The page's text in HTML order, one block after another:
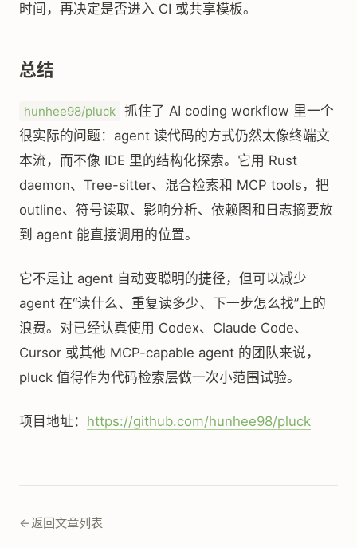
时间，再决定是否进入 CI 或共享模板。
总结
hunhee98/pluck 抓住了 AI coding workflow 里一个
很实际的问题：agent 读代码的方式仍然太像终端文
本流，而不像 IDE 里的结构化探索。它用 Rust
daemon、Tree-sitter、混合检索和 MCP tools，把
outline、符号读取、影响分析、依赖图和日志摘要放
到 agent 能直接调用的位置。
它不是让 agent 自动变聪明的捷径，但可以减少
agent 在“读什么、重复读多少、下一步怎么找”上的
浪费。对已经认真使用 Codex、Claude Code、
Cursor 或其他 MCP-capable agent 的团队来说，
pluck 值得作为代码检索层做一次小范围试验。
项目地址： https://github.com/hunhee98/pluck
←返回文章列表